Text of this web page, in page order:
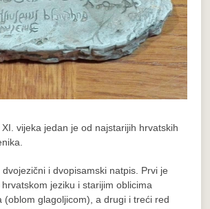
vijeka jedan je od najstarijih hrvatskih
i dvopisamski natpis. Prvi je
jeziku i starijim oblicima
(oblom glagoljicom), a drugi i treći red